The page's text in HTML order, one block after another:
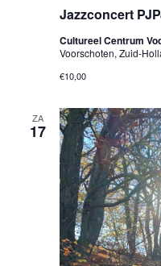
Jazzconcert
Cultureel Centrum
Voorschoten, Zuid-
€10,00
ZA
17